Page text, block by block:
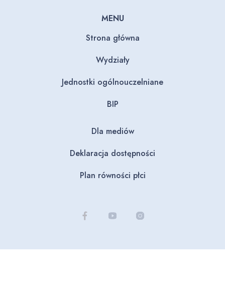
MENU
Strona główna
Wydziały
Jednostki ogólnouczelniane
BIP
Dla mediów
Deklaracja dostępności
Plan równości płci